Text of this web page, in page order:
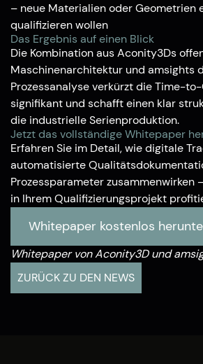
– neue Materialien oder Geometrien
qualifizieren wollen
Das Ergebnis auf einen Blick
Die Kombination aus Aconity3Ds
Maschinenarchitektur und amsights
Prozessanalyse verkürzt die Time-
signifikant und schafft einen klar
die industrielle Serienproduktion.
Jetzt das vollständige Whitepaper
Erfahren Sie im Detail, wie digitale
automatisierte
Prozessparameter zusammenwirken
in Ihrem Qualifizierungsprojekt
Whitepaper kostenlos
Whitepaper von Aconity3D und
ZURÜCK ZU DEN NEWS